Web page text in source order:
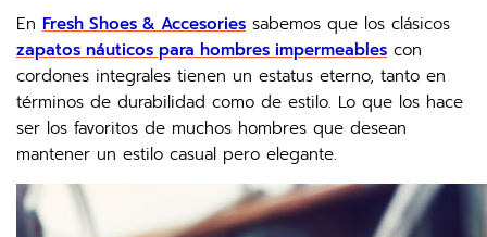
En Fresh Shoes & Accesories sabemos que los clásicos
zapatos náuticos para hombres impermeables con
cordones integrales tienen un estatus eterno, tanto en
términos de durabilidad como de estilo. Lo que los hace
ser los favoritos de muchos hombres que desean
mantener un estilo casual pero elegante.